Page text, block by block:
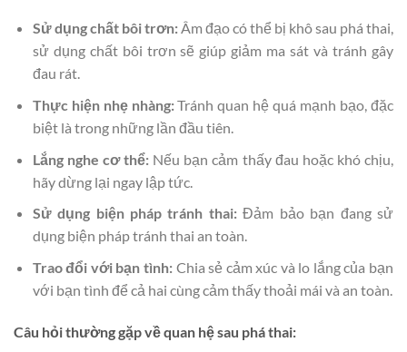
Sử dụng chất bôi trơn:Âm đạo có thể bị khô sau phá thai,
sử dụng chất bôi trơn sẽ giúp giảm ma sát và tránh gây
đau rát.
Thực hiện nhẹ nhàng:Tránh quan hệ quá mạnh bạo, đặc
biệt là trong những lần đầu tiên.
Lắng nghe cơ thể: Nếu bạn cảm thấy đau hoặc khó chịu,
hãy dừng lại ngay lập tức.
Sử dụng biện pháp tránh thai:Đảm bảo bạn đang sử
dụng biện pháp tránh thai an toàn.
Trao đổi với bạn tình: Chia sẻ cảm xúc và lo lắng của bạn
với bạn tình để cả hai cùng cảm thấy thoải mái và an toàn.
Câu hỏi thường gặp về quan hệ sau phá thai: